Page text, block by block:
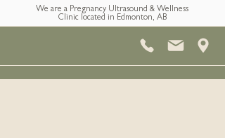
We are a Pregnancy Ultrasound & Wellness
Clinic located in Edmonton, AB